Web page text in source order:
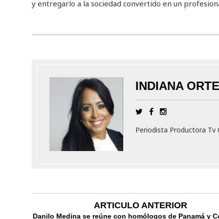
y entregarlo a la sociedad convertido en un
INDIANA
Periodista Productora Tv
ARTICULO ANTERIOR
Danilo Medina se reúne con homólogos de Panamá y